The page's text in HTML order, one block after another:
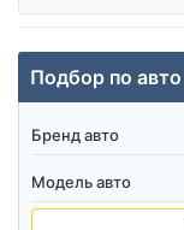
Подбор по авто